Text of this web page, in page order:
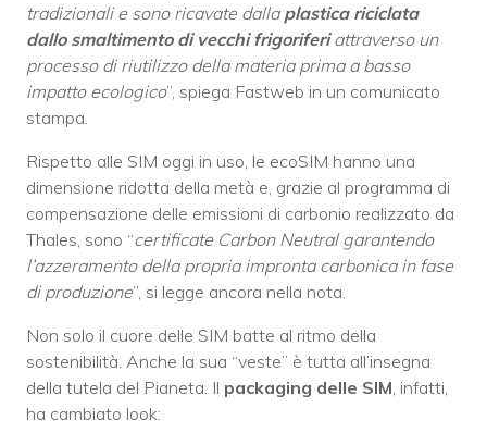
tradizionali e sono ricavate dalla plastica riciclata
dallo smaltimento di vecchi frigoriferiattraverso un
processo di riutilizzo della materia prima a basso
impatto ecologico”, spiega Fastweb in un comunicato
stampa.
Rispetto alle SIM oggi in uso, le ecoSIM hanno una
dimensione ridotta della metà e, grazie al programma di
compensazione delle emissioni di carbonio realizzato da
Thales, sono “certificate Carbon Neutral garantendo
l’azzeramento della propria impronta carbonica in fase
di produzione”, si legge ancora nella nota.
Non solo il cuore delle SIM batte al ritmo della
sostenibilità. Anche la sua “veste” è tutta all’insegna
della tutela del Pianeta. Il packaging delle SIM, infatti,
ha cambiato look: